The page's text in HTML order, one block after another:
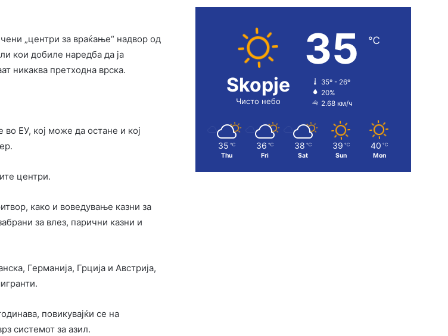
„центри за враќање“ надвор од
кои добиле наредба да ја
никаква претходна врска.
ЕУ, кој може да остане и кој
центри.
како и воведување казни за
за влез, парични казни и
Германија, Грција и Австрија,
повикувајќи се на
системот за азил.
Skopje
Чисто небо
35 ℃
35º - 26º
20%
2.68 км/ч
35 ℃
Thu
36 ℃
Fri
38 ℃
Sat
39 ℃
Sun
40 ℃
Mon